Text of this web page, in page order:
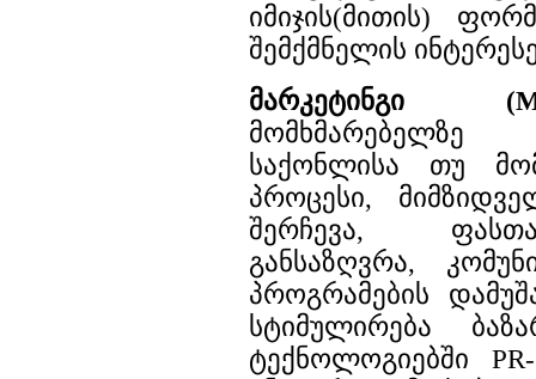
იმიჯის(მითის)
შემქმნელის
მარკეტინგი
საქონლისა თუ
პროცესი,
შერჩევა,
განსაზღვრა,
პროგრამების
სტიმულირება
ტექნოლოგიებში